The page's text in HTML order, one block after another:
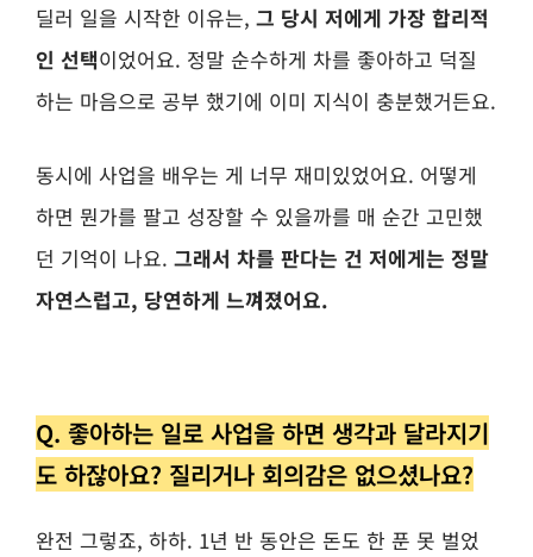
딜러 일을 시작한 이유는, 그 당시 저에게 가장 합리적
인 선택이었어요. 정말 순수하게 차를 좋아하고 덕질
하는 마음으로 공부 했기에 이미 지식이 충분했거든요.
동시에 사업을 배우는 게 너무 재미있었어요. 어떻게
하면 뭔가를 팔고 성장할 수 있을까를 매 순간 고민했
던 기억이 나요. 그래서 차를 판다는 건 저에게는 정말
자연스럽고, 당연하게 느껴졌어요.
Q. 좋아하는 일로 사업을 하면 생각과 달라지기
도 하잖아요? 질리거나 회의감은 없으셨나요?
완전 그렇죠, 하하. 1년 반 동안은 돈도 한 푼 못 벌었